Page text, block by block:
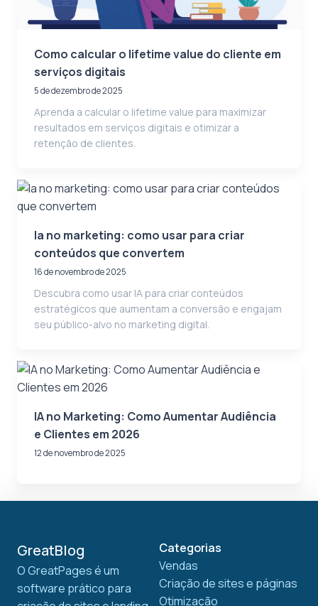
Como calcular o lifetime value do cliente em
serviços digitais
5 de dezembro de 2025
Aprenda a calcular o lifetime value para maximizar
resultados em serviços digitais e otimizar a
retenção de clientes.
Ia no marketing: como usar para criar
conteúdos que convertem
16 de novembro de 2025
Descubra como usar IA para criar conteúdos
estratégicos que aumentam a conversão e engajam
seu público-alvo no marketing digital.
IA no Marketing: Como Aumentar Audiência
e Clientes em 2026
12 de novembro de 2025
GreatBlog
O GreatPages é um
software prático para
Categorias
Vendas
Criação de sites e páginas
Otimização